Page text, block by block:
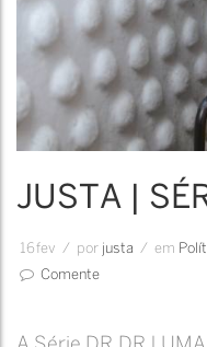
JUSTA |
16fev / por Justa / em
Comente